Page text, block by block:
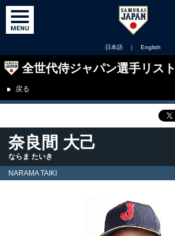
日本語 ｜ English
全世代侍ジャパン選手リスト
戻る
奈良間 大己
ならま たいき
NARAMA TAIKI